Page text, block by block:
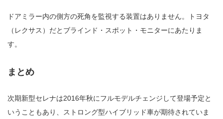
ドアミラー内の側方の死角を監視する装置はありません。トヨタ
（レクサス）だとブラインド・スポット・モニターにあたりま
す。
まとめ
次期新型セレナは2016年秋にフルモデルチェンジして登場予定と
いうこともあり、ストロング型ハイブリッド車が期待されていま